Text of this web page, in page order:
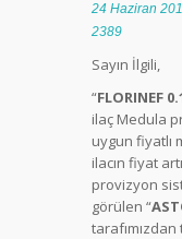
24 Haziran
2389
Sayın İlgili,
“FLORINEF
ilaç Medula
uygun fiyatlı
ilacın fiyat
provizyon
görülen “